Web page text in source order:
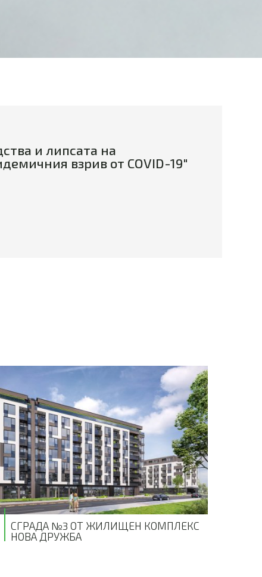
и липсата на
взрив от COVID-19"
СГРАДА №3 ОТ ЖИЛИЩЕН КОМПЛЕКС
НОВА ДРУЖБА